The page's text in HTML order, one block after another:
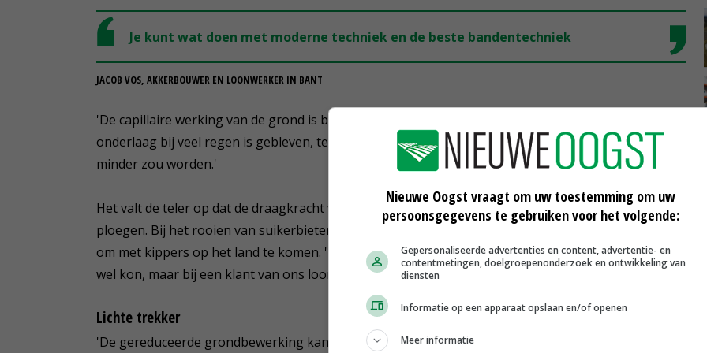
Je kunt wat doen met moderne techniek en de beste bandentechniek
JACOB VOS, AKKERBOUWER EN LOONWERKER IN BANT
'De capillaire werking van de grond is beter dan bij normaal ploegen en de doorlaatbaarheid van de
onderlaag bij veel regen is gebleven, terwijl veel telers verwachtten dat die zonder normaal ploegen
minder zou worden.'
Het valt de teler op dat de draagkracht van ondiep bewerkte grond veel beter is dan bij dieper
ploegen. Bij het rooien van suikerbieten in Tollebeek, laat in een nat najaar, leek het onverstandig
om met kippers op het land te komen. 'Toen bleek dat dit op onze met de ecoploeg bewerkte grond
wel kon, maar bij een klant van ons loonbedrijf die gewoon had geploegd niet', zegt hij.
Lichte trekker
'De gereduceerde grondbewerking kan met een lichte trekker. Je hebt meer capaciteit en bespaart
Nieuwe Oogst vraagt om uw toestemming om uw
persoonsgegevens te gebruiken voor het volgende:
Gepersonaliseerde advertenties en content, advertentie- en
contentmetingen, doelgroepenonderzoek en ontwikkeling van
diensten
Informatie op een apparaat opslaan en/of openen
Meer informatie